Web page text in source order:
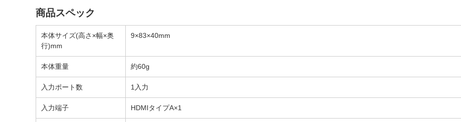
商品スペック
本体サイズ(高さ×幅×奥
行)mm
9×83×40mm
本体重量 約60g
入力ポート数 1入力
入力端子 HDMIタイプA×1